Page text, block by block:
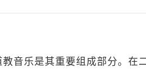
音乐是其重要组成部分。在